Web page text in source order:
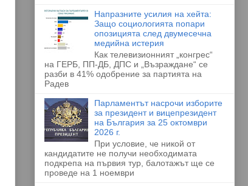
Напразните усилия на хейта:
Защо социологията попари
опозицията след двумесечна
медийна истерия
Как телевизионният „конгрес“
на ГЕРБ, ПП-ДБ, ДПС и „Възраждане“ се
разби в 41% одобрение за партията на
Радев
Парламентът насрочи изборите
за президент и вицепрезидент
на България за 25 октомври
2026 г.
При условие, че никой от
кандидатите не получи необходимата
подкрепа на първия тур, балотажът ще се
проведе на 1 ноември